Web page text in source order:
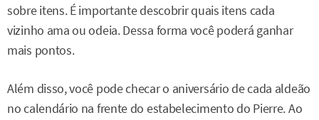
sobre itens. É importante descobrir quais itens cada
vizinho ama ou odeia. Dessa forma você poderá ganhar
mais pontos.
Além disso, você pode checar o aniversário de cada aldeão
no calendário na frente do estabelecimento do Pierre. Ao